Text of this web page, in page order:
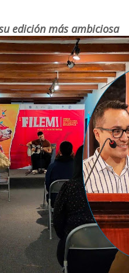
edición más ambiciosa